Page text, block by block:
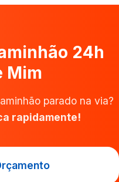
24h
Mim
parado na via?
rapidamente!